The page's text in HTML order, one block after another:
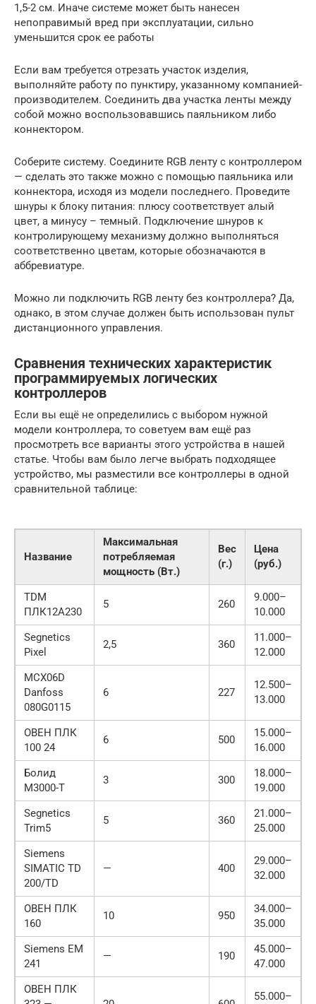
1,5-2 см. Иначе системе может быть нанесен
непоправимый вред при эксплуатации, сильно
уменьшится срок ее работы
Если вам требуется отрезать участок изделия,
выполняйте работу по пунктиру, указанному компанией-
производителем. Соединить два участка ленты между
собой можно воспользовавшись паяльником либо
коннектором.
Соберите систему. Соедините RGB ленту с контроллером
— сделать это также можно с помощью паяльника или
коннектора, исходя из модели последнего. Проведите
шнуры к блоку питания: плюсу соответствует алый
цвет, а минусу – темный. Подключение шнуров к
контролирующему механизму должно выполняться
соответственно цветам, которые обозначаются в
аббревиатуре.
Можно ли подключить RGB ленту без контроллера? Да,
однако, в этом случае должен быть использован пульт
дистанционного управления.
Сравнения технических характеристик
программируемых логических
контроллеров
Если вы ещё не определились с выбором нужной
модели контроллера, то советуем вам ещё раз
просмотреть все варианты этого устройства в нашей
статье. Чтобы вам было легче выбрать подходящее
устройство, мы разместили все контроллеры в одной
сравнительной таблице:
Название
Максимальная
потребляемая
мощность (Вт.)
Вес
(г.)
Цена
(руб.)
TDM
ПЛК12A230
5 260
9.000–
10.000
Segnetics
Pixel
2,5 360
11.000–
12.000
MCX06D
Danfoss
080G0115
6 227
12.500–
13.000
ОВЕН ПЛК
100 24
6 500
15.000–
16.000
Болид
М3000-Т
3 300
18.000–
19.000
Segnetics
Trim5
5 360
21.000–
25.000
Siemens
SIMATIC TD
200/TD
— 400
29.000–
32.000
ОВЕН ПЛК
160
10 950
34.000–
35.000
Siemens EM
241
— 190
45.000–
47.000
ОВЕН ПЛК
55.000–